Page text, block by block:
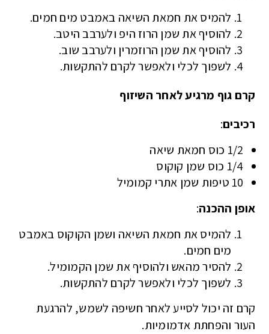
להמיס את חמאת השיאה באמבט מים חמים.
להוסיף את שמן הרוז היפ ולערבב היטב.
להוסיף את שמן הרוזמרין ולערבב שוב.
לשפוך לכלי ולאפשר לקרם להתקשות.
קרם גוף מרגיע לאחר השיזוף
רכיבים:
1/2 כוס חמאת שיאה
1/4 כוס שמן קוקוס
10 טיפות שמן אתרי קמומיל
אופן ההכנה:
להמיס את חמאת השיאה ושמן הקוקוס באמבט
מים חמים.
להסיר מהאש ולהוסיף את שמן הקמומיל.
לשפוך לכלי ולאפשר לקרם להתקשות.
קרם זה יכול לסייע לאחר חשיפה לשמש, להרגעת
העור והפחתת אדמומיות.